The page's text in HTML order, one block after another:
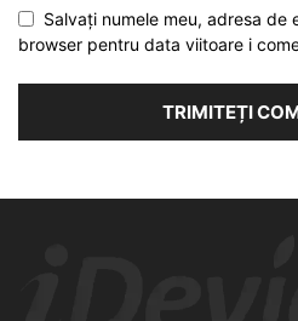
Salvați numele meu, adresa de
browser pentru data viitoare i